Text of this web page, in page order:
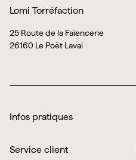
Lomi Torréfaction
25 Route de la Faïencerie
26160 Le Poët Laval
Infos pratiques
Service client